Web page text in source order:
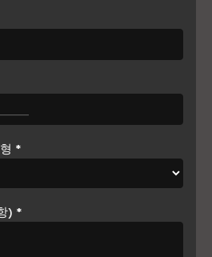
*
) *